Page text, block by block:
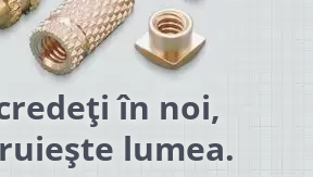
în noi,
lumea.